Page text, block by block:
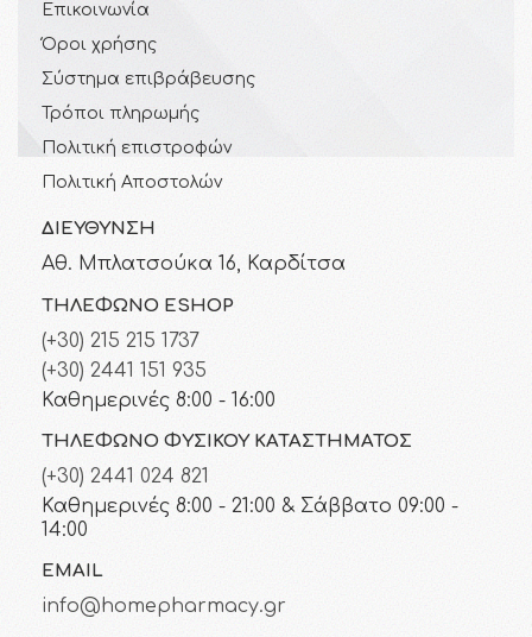
Επικοινωνία
Όροι χρήσης
Σύστημα επιβράβευσης
Τρόποι πληρωμής
Πολιτική επιστροφών
Πολιτική Αποστολών
ΔΙΕΎΘΥΝΣΗ
Αθ. Μπλατσούκα 16, Καρδίτσα
ΤΗΛΈΦΩΝΟ ESHOP
(+30) 215 215 1737
(+30) 2441 151 935
Καθημερινές 8:00 - 16:00
ΤΗΛΈΦΩΝΟ ΦΥΣΙΚΟΎ ΚΑΤΑΣΤΉΜΑΤΟΣ
(+30) 2441 024 821
Καθημερινές 8:00 - 21:00 & Σάββατο 09:00 -
14:00
EMAIL
info@homepharmacy.gr